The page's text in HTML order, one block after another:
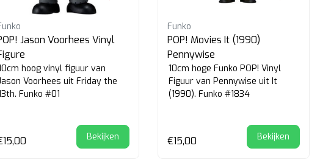
Jason Voorhees Vinyl
hoog vinyl figuur van
Voorhees uit Friday the
Funko #01
Bekijken
Funko
POP! Movies It (1990)
Pennywise
10cm hoge Funko POP! Vinyl
Figuur van Pennywise uit It
(1990). Funko #1834
€15,00 Bekijken